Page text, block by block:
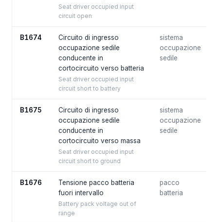
Seat driver occupied input
circuit open
B1674
Circuito di ingresso
occupazione sedile
conducente in
cortocircuito verso batteria
Seat driver occupied input
circuit short to battery
sistema
occupazione
sedile
B1675
Circuito di ingresso
occupazione sedile
conducente in
cortocircuito verso massa
Seat driver occupied input
circuit short to ground
sistema
occupazione
sedile
B1676
Tensione pacco batteria
fuori intervallo
Battery pack voltage out of
range
pacco
batteria